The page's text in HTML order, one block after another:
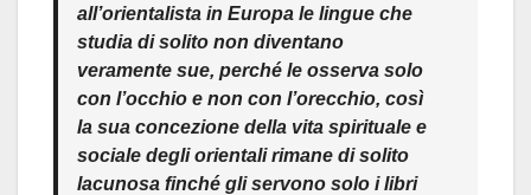
all’orientalista in Europa le lingue che
studia di solito non diventano
veramente sue, perché le osserva solo
con l’occhio e non con l’orecchio, così
la sua concezione della vita spirituale e
sociale degli orientali rimane di solito
lacunosa finché gli servono solo i libri